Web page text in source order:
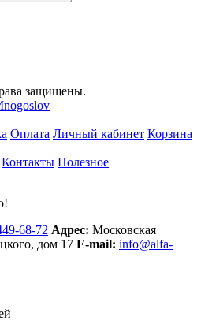
защищены.
Оплата Личный кабинет Корзина
Контакты Полезное
68-72 Адрес: Московская
дом 17 E-mail: info@alfa-